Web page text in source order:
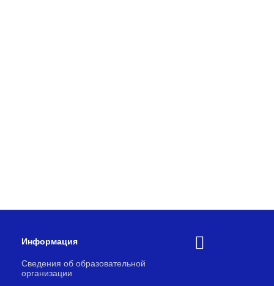
Информация
Сведения об образовательной
организации